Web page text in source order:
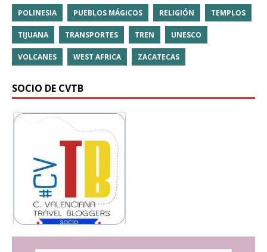
POLINESIA PUEBLOS MÁGICOS RELIGIÓN TEMPLOS
TIJUANA TRANSPORTES TREN UNESCO
VOLCANES WEST AFRICA ZACATECAS
SOCIO DE CVTB